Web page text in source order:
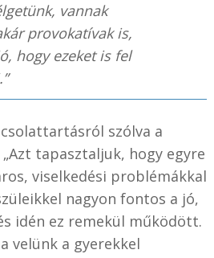
vannak
provokatívak is,
hogy ezeket is fel
szólva a
tapasztaljuk, hogy egyre
viselkedési problémákkal
nagyon fontos a jó,
idén ez remekül működött.
velünk a gyerekkel